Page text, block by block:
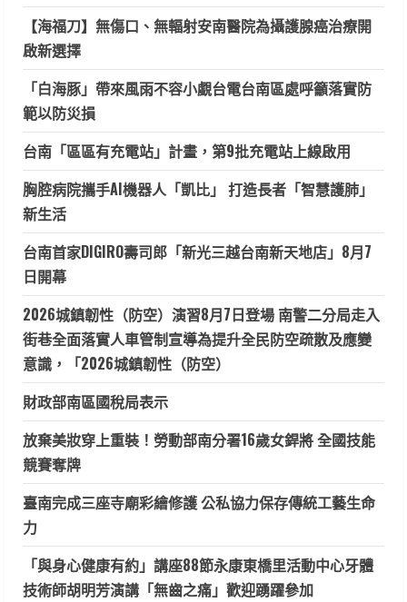
【海福刀】無傷口、無輻射安南醫院為攝護腺癌治療開
啟新選擇
「白海豚」帶來風雨不容小覷台電台南區處呼籲落實防
範以防災損
台南「區區有充電站」計畫，第9批充電站上線啟用
胸腔病院攜手AI機器人「凱比」 打造長者「智慧護肺」
新生活
台南首家DIGIRO壽司郎「新光三越台南新天地店」8月7
日開幕
2026城鎮韌性（防空）演習8月7日登場 南警二分局走入
街巷全面落實人車管制宣導為提升全民防空疏散及應變
意識，「2026城鎮韌性（防空）
財政部南區國稅局表示
放棄美妝穿上重裝！勞動部南分署16歲女銲將 全國技能
競賽奪牌
臺南完成三座寺廟彩繪修護 公私協力保存傳統工藝生命
力
「與身心健康有約」講座88節永康東橋里活動中心牙體
技術師胡明芳演講「無齒之痛」歡迎踴躍參加